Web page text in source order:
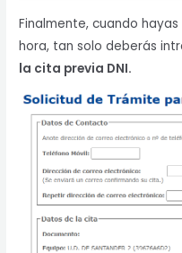
Finalmente, cuando
hora, tan solo deberás
la cita previa DNI.